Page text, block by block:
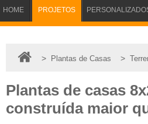
HOME PROJETOS
> Plantas de Casas >
Plantas de casas
construída maior